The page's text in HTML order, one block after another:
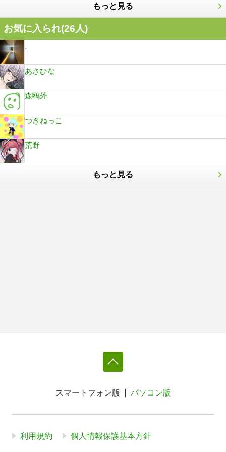
もっと見る
お気に入られ(26人)
.
あさひな
森鴎外
つきねっこ
荒野
もっと見る
スマートフォン版 パソコン版
利用規約 個人情報保護基本方針